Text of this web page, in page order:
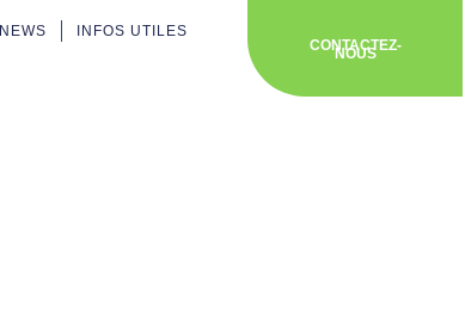
NEWS
INFOS UTILES
CONTACTEZ-
NOUS